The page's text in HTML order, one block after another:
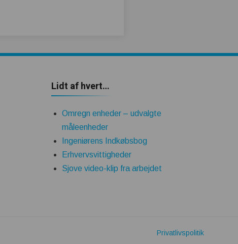
Lidt af hvert…
Omregn enheder – udvalgte
måleenheder
Ingeniørens Indkøbsbog
Erhvervsvittigheder
Sjove video-klip fra arbejdet
Privatlivspolitik